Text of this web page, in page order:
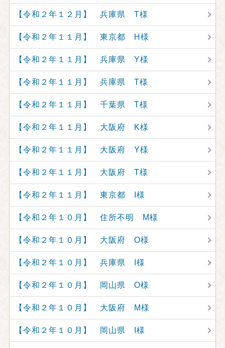
【令和２年１２月】 兵庫県 T様
【令和２年１１月】 東京都 H様
【令和２年１１月】 兵庫県 Y様
【令和２年１１月】 兵庫県 T様
【令和２年１１月】 千葉県 T様
【令和２年１１月】 大阪府 K様
【令和２年１１月】 大阪府 Y様
【令和２年１１月】 大阪府 T様
【令和２年１１月】 東京都 I様
【令和２年１０月】 住所不明 M様
【令和２年１０月】 大阪府 O様
【令和２年１０月】 兵庫県 I様
【令和２年１０月】 岡山県 O様
【令和２年１０月】 大阪府 M様
【令和２年１０月】 岡山県 I様